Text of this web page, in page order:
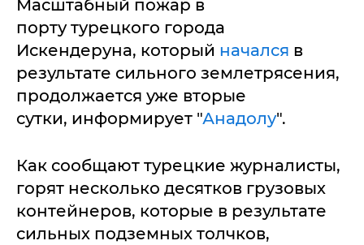
Масштабный пожар в
порту турецкого города
Искендеруна, который начался в
результате сильного землетрясения,
продолжается уже вторые
сутки, информирует "Анадолу".
Как сообщают турецкие журналисты,
горят несколько десятков грузовых
контейнеров, которые в результате
сильных подземных толчков,